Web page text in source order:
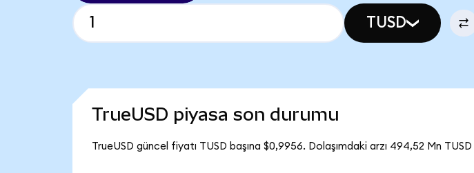
TUSD
TrueUSD piyasa son durumu
TrueUSD güncel fiyatı TUSD başına $0,9956. Dolaşımdaki arzı 494,52 Mn